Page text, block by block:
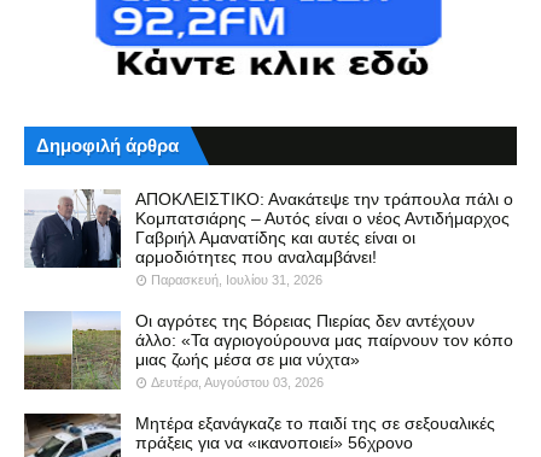
Δημοφιλή άρθρα
ΑΠΟΚΛΕΙΣΤΙΚΟ: Ανακάτεψε την τράπουλα πάλι ο
Κομπατσιάρης – Αυτός είναι ο νέος Αντιδήμαρχος
Γαβριήλ Αμανατίδης και αυτές είναι οι
αρμοδιότητες που αναλαμβάνει!
Παρασκευή, Ιουλίου 31, 2026
Οι αγρότες της Βόρειας Πιερίας δεν αντέχουν
άλλο: «Τα αγριογούρουνα μας παίρνουν τον κόπο
μιας ζωής μέσα σε μια νύχτα»
Δευτέρα, Αυγούστου 03, 2026
Μητέρα εξανάγκαζε το παιδί της σε σεξουαλικές
πράξεις για να «ικανοποιεί» 56χρονο